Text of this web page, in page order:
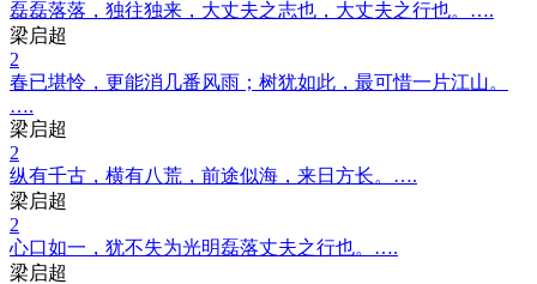
磊磊落落，独往独来，大丈夫之志也，大丈夫之行也。….
梁启超
2
春已堪怜，更能消几番风雨；树犹如此，最可惜一片江山。
….
梁启超
2
纵有千古，横有八荒，前途似海，来日方长。….
梁启超
2
心口如一，犹不失为光明磊落丈夫之行也。….
梁启超